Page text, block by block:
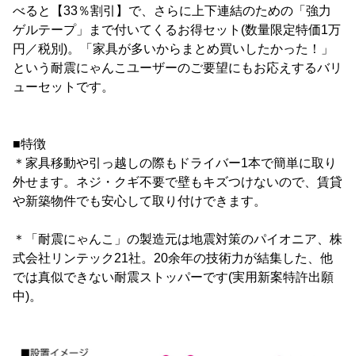
べると【33％割引】で、さらに上下連結のための「強力
ゲルテープ」まで付いてくるお得セット(数量限定特価1万
円／税別)。「家具が多いからまとめ買いしたかった！」
という耐震にゃんこユーザーのご要望にもお応えするバリ
ューセットです。
■特徴
＊家具移動や引っ越しの際もドライバー1本で簡単に取り
外せます。ネジ・クギ不要で壁もキズつけないので、賃貸
や新築物件でも安心して取り付けできます。
＊「耐震にゃんこ」の製造元は地震対策のパイオニア、株
式会社リンテック21社。20余年の技術力が結集した、他
では真似できない耐震ストッパーです(実用新案特許出願
中)。